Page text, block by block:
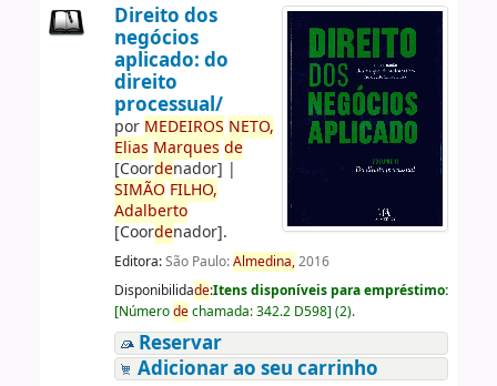
Direito dos
negócios
aplicado: do
direito
processual/
por MEDEIROS NETO,
Elias Marques de
[Coordenador] |
SIMÃO FILHO,
Adalberto
[Coordenador].
Editora:São Paulo:Almedina,2016
Disponibilidade:Itens disponíveis para empréstimo:
[Númerodechamada:342.2 D598] (2).
Reservar
Adicionar ao seu carrinho